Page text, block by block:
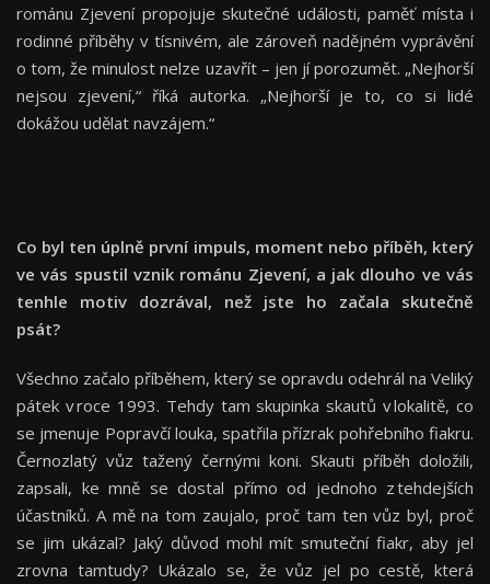
románu Zjevení propojuje skutečné události, paměť místa i
rodinné příběhy v tísnivém, ale zároveň nadějném vyprávění
o tom, že minulost nelze uzavřít – jen jí porozumět. „Nejhorší
nejsou zjevení,“ říká autorka. „Nejhorší je to, co si lidé
dokážou udělat navzájem.“
Co byl ten úplně první impuls, moment nebo příběh, který
ve vás spustil vznik románu Zjevení, a jak dlouho ve vás
tenhle motiv dozrával, než jste ho začala skutečně
psát?
Všechno začalo příběhem, který se opravdu odehrál na Veliký
pátek v roce 1993. Tehdy tam skupinka skautů v lokalitě, co
se jmenuje Popravčí louka, spatřila přízrak pohřebního fiakru.
Černozlatý vůz tažený černými koni. Skauti příběh doložili,
zapsali, ke mně se dostal přímo od jednoho z tehdejších
účastníků. A mě na tom zaujalo, proč tam ten vůz byl, proč
se jim ukázal? Jaký důvod mohl mít smuteční fiakr, aby jel
zrovna tamtudy? Ukázalo se, že vůz jel po cestě, která